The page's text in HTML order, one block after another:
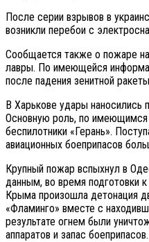
После серии взрывов в
возникли перебои с
Сообщается также о пожаре
лавры. По имеющейся
после падения зенитной
В Харькове удары наносились
Основную роль, по имеющимся
беспилотники «Герань».
авиационных боеприпасов
Крупный пожар вспыхнул в
данным, во время подготовки
Крыма произошла детонация
«Фламинго» вместе с
результате огнем были
аппаратов и запас боеприпасов.